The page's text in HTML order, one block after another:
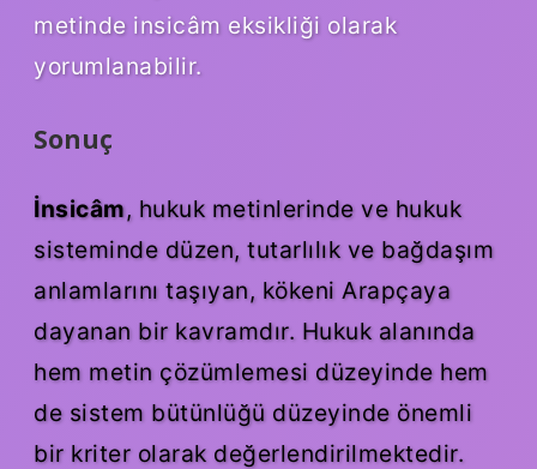
metinde insicâm eksikliği olarak
yorumlanabilir.
Sonuç
İnsicâm, hukuk metinlerinde ve hukuk
sisteminde düzen, tutarlılık ve bağdaşım
anlamlarını taşıyan, kökeni Arapçaya
dayanan bir kavramdır. Hukuk alanında
hem metin çözümlemesi düzeyinde hem
de sistem bütünlüğü düzeyinde önemli
bir kriter olarak değerlendirilmektedir.